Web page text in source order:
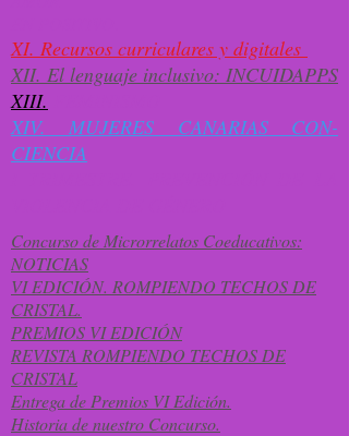
XI. Recursos curriculares y digitales
XII. El lenguaje inclusivo: INCUIDAPPS
XIII.
XIV. MUJERES CANARIAS CON-
CIENCIA
Concurso de Microrrelatos Coeducativos:
NOTICIAS
VI EDICIÓN. ROMPIENDO TECHOS DE
CRISTAL.
PREMIOS VI EDICIÓN
REVISTA ROMPIENDO TECHOS DE
CRISTAL
Entrega de Premios VI Edición.
Historia de nuestro Concurso.